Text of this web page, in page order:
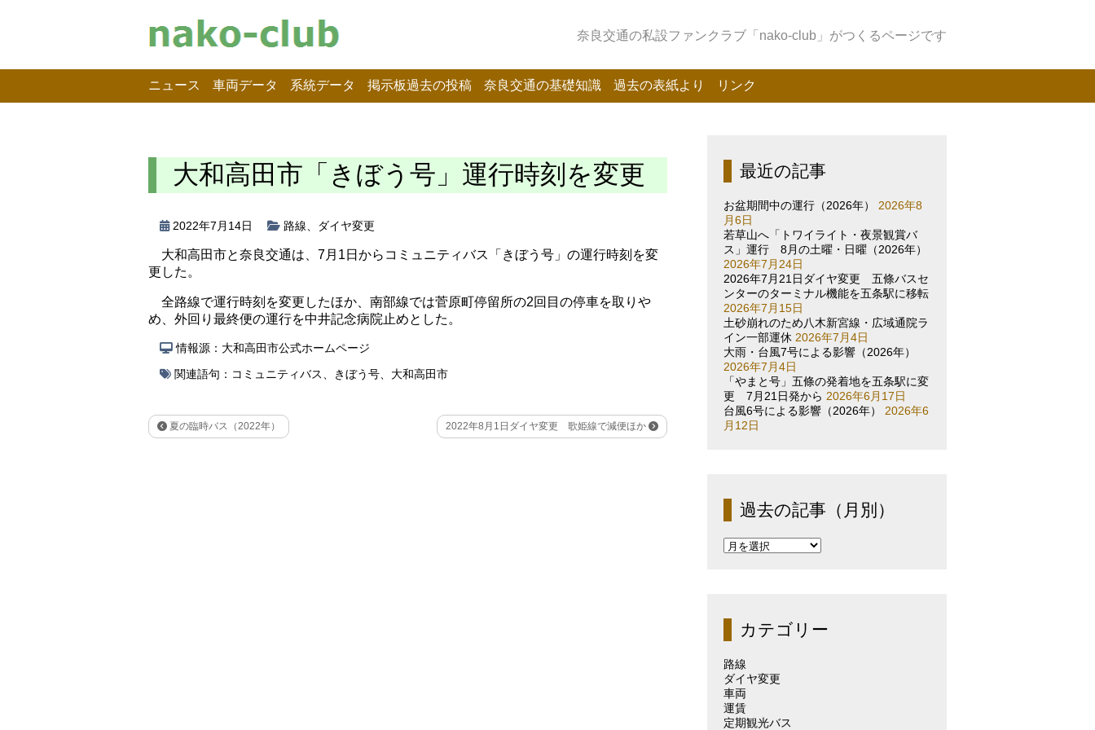
奈良交通の私設ファンクラブ「nako-club」がつくるページです
ニュース 車両データ 系統データ 掲示板過去の投稿 奈良交通の基礎知識 過去の表紙より リンク
大和高田市「きぼう号」運行時刻を変更
2022年7月14日 路線 ダイヤ変更
大和高田市と奈良交通は、7月1日からコミュニティバス「きぼう号」の運行時刻を変
更した。
全路線で運行時刻を変更したほか、南部線では菅原町停留所の2回目の停車を取りや
め、外回り最終便の運行を中井記念病院止めとした。
情報源：大和高田市公式ホームページ
関連語句： コミュニティバス きぼう号 大和高田市
夏の臨時バス（2022年） 2022年8月1日ダイヤ変更 歌姫線で減便ほか
最近の記事
お盆期間中の運行（2026年）
2026年8
月6日
若草山へ「トワイライト・夜景観賞バ
ス」運行 8月の土曜・日曜（2026年）
2026年7月24日
2026年7月21日ダイヤ変更 五條バスセ
ンターのターミナル機能を五条駅に移転
2026年7月15日
土砂崩れのため八木新宮線・広域通院ラ
イン一部運休 2026年7月4日
大雨・台風7号による影響（2026年）
2026年7月4日
「やまと号」五條の発着地を五条駅に変
更 7月21日発から 2026年6月17日
台風6号による影響（2026年）
2026年6
月12日
過去の記事（月別）
過
（月
別）カテゴリー
路線
ダイヤ変更
車両
運賃
定期観光バス